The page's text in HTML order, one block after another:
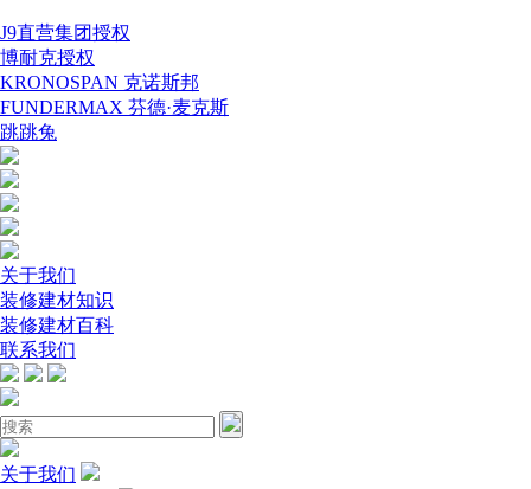
J9直营集团授权
博耐克授权
KRONOSPAN 克诺斯邦
FUNDERMAX 芬德·麦克斯
跳跳兔
关于我们
装修建材知识
装修建材百科
联系我们
关于我们